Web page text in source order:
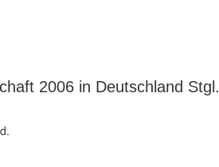
2006 in Deutschland Stgl.